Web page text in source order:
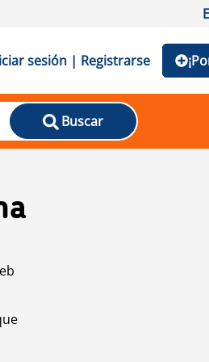
sesión | Registrarse
Buscar